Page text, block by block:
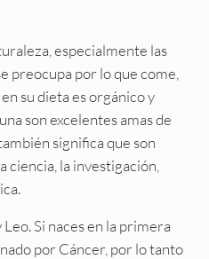
especialmente las
preocupa por lo que come,
su dieta es orgánico y
son excelentes amas de
significa que son
ciencia, la investigación,
Si naces en la primera
por Cáncer, por lo tanto